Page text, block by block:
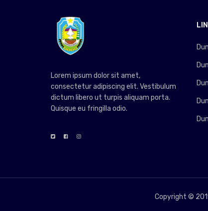
Lorem ipsum dolor sit amet,
consectetur adipiscing elit. Vestibulum
dictum libero ut turpis aliquam porta.
Quisque eu fringilla odio.
Copyright ©